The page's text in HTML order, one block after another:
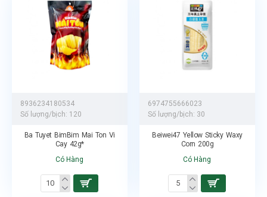
8936234180534
Số lượng/bịch: 120
Ba Tuyet BimBim Mai Ton Vi
Cay 42g*
Có Hàng
6974755666023
Số lượng/bịch: 30
Beiwei47 Yellow Sticky Waxy
Corn 200g
Có Hàng